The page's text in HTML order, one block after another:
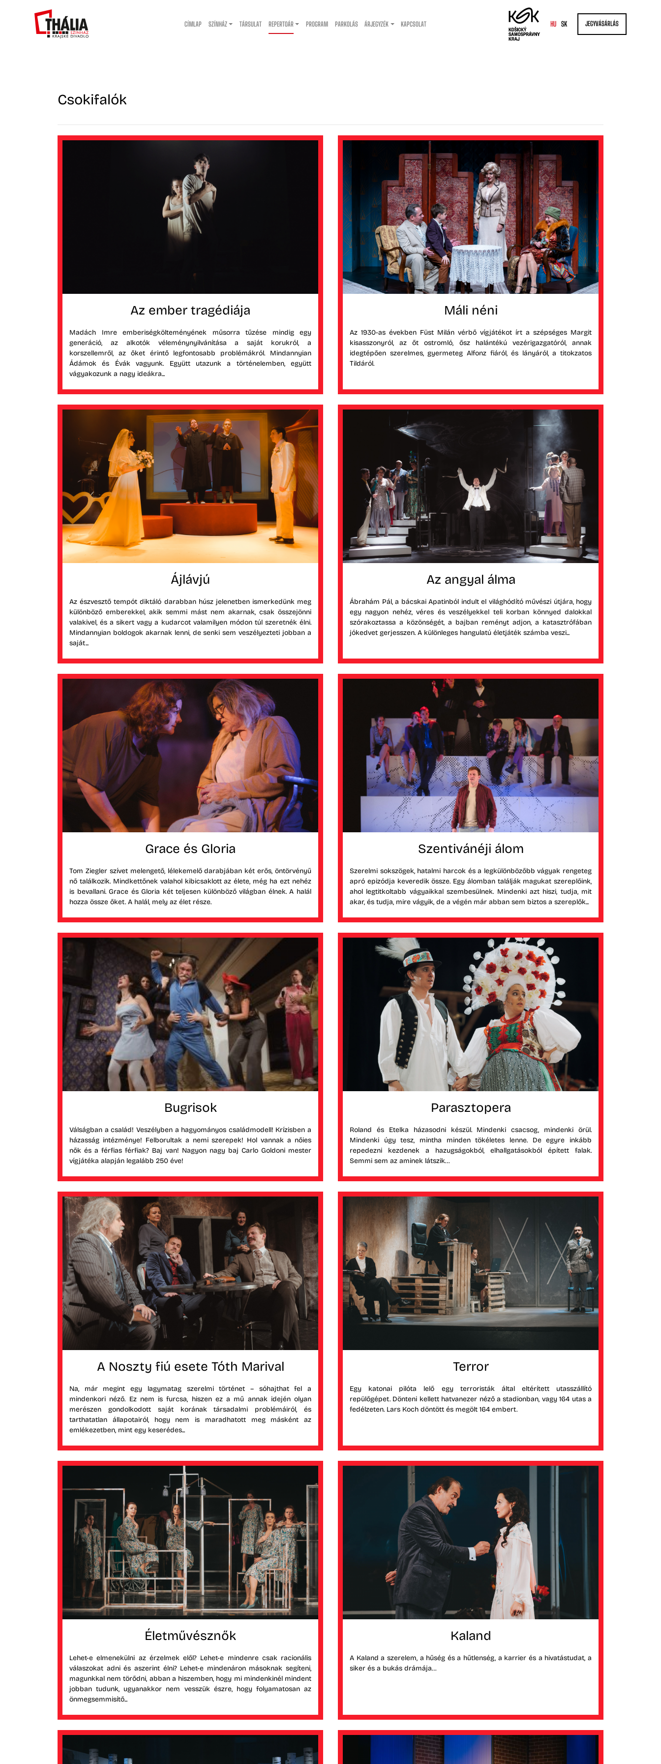
CÍMLAP SZÍNHÁZ TÁRSULAT REPERTOÁR PROGRAM PARKOLÁS ÁRJEGYZÉK KAPCSOLAT HU SK JEGYVÁSÁRLÁS
Csokifalók
Az ember tragédiája
Madách Imre emberiségkölteményének műsorra tűzése mindig egy
generáció, az alkotók véleménynyilvánítása a saját korukról, a
korszellemről, az őket érintő legfontosabb problémákról. Mindannyian
Ádámok és Évák vagyunk. Együtt utazunk a történelemben, együtt
vágyakozunk a nagy ideákra...
Máli néni
Az 1930-as években Füst Milán vérbő vígjátékot írt a szépséges Margit
kisasszonyról, az őt ostromló, ősz halántékú vezérigazgatóról, annak
idegtépően szerelmes, gyermeteg Alfonz fiáról, és lányáról, a titokzatos
Tildáról.
Ájlávjú
Az észvesztő tempót diktáló darabban húsz jelenetben ismerkedünk meg
különböző emberekkel, akik semmi mást nem akarnak, csak összejönni
valakivel, és a sikert vagy a kudarcot valamilyen módon túl szeretnék élni.
Mindannyian boldogok akarnak lenni, de senki sem veszélyezteti jobban a
saját...
Az angyal álma
Ábrahám Pál, a bácskai Apatinból indult el világhódító művészi útjára, hogy
egy nagyon nehéz, véres és veszélyekkel teli korban könnyed dalokkal
szórakoztassa a közönségét, a bajban reményt adjon, a katasztrófában
jókedvet gerjesszen. A különleges hangulatú életjáték számba veszi...
Grace és Gloria
Tom Ziegler szívet melengető, lélekemelő darabjában két erős, öntörvényű
nő találkozik. Mindkettőnek valahol kibicsaklott az élete, még ha ezt nehéz
is bevallani. Grace és Gloria két teljesen különböző világban élnek. A halál
hozza össze őket. A halál, mely az élet része.
Szentivánéji álom
Szerelmi sokszögek, hatalmi harcok és a legkülönbözőbb vágyak rengeteg
apró epizódja keveredik össze. Egy álomban találják magukat szereplőink,
ahol legtitkoltabb vágyaikkal szembesülnek. Mindenki azt hiszi, tudja, mit
akar, és tudja, mire vágyik, de a végén már abban sem biztos a szereplők...
Bugrisok
Válságban a család! Veszélyben a hagyományos családmodell! Krízisben a
házasság intézménye! Felborultak a nemi szerepek! Hol vannak a nőies
nők és a férfias férfiak? Baj van! Nagyon nagy baj Carlo Goldoni mester
vígjátéka alapján legalább 250 éve!
Parasztopera
Roland és Etelka házasodni készül. Mindenki csacsog, mindenki örül.
Mindenki úgy tesz, mintha minden tökéletes lenne. De egyre inkább
repedezni kezdenek a hazugságokból, elhallgatásokból épített falak.
Semmi sem az aminek látszik…
A Noszty fiú esete Tóth Marival
Na, már megint egy lagymatag szerelmi történet – sóhajthat fel a
mindenkori néző. Ez nem is furcsa, hiszen ez a mű annak idején olyan
merészen gondolkodott saját korának társadalmi problémáiról, és
tarthatatlan állapotairól, hogy nem is maradhatott meg másként az
emlékezetben, mint egy keserédes...
Terror
Egy katonai pilóta lelő egy terroristák által eltérített utasszállító
repülőgépet. Dönteni kellett hatvanezer néző a stadionban, vagy 164 utas a
fedélzeten. Lars Koch döntött és megölt 164 embert.
Életművésznők
Lehet-e elmenekülni az érzelmek elől? Lehet-e mindenre csak racionális
válaszokat adni és aszerint élni? Lehet-e mindenáron másoknak segíteni,
magunkkal nem törődni, abban a hiszemben, hogy mi mindenkinél mindent
jobban tudunk, ugyanakkor nem vesszük észre, hogy folyamatosan az
önmegsemmisítő...
Kaland
A Kaland a szerelem, a hűség és a hűtlenség, a karrier és a hivatástudat, a
siker és a bukás drámája…